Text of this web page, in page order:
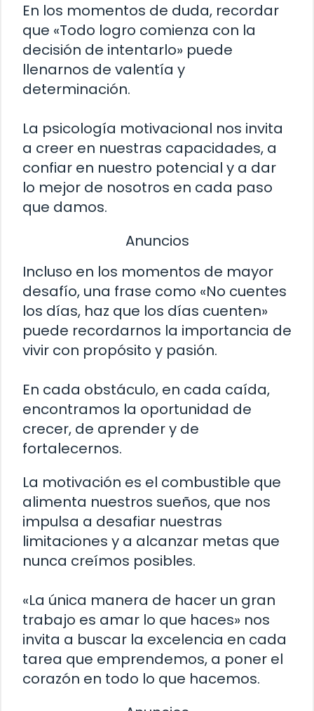
En los momentos de duda, recordar
que «Todo logro comienza con la
decisión de intentarlo» puede
llenarnos de valentía y
determinación.
La psicología motivacional nos invita
a creer en nuestras capacidades, a
confiar en nuestro potencial y a dar
lo mejor de nosotros en cada paso
que damos.
Anuncios
Incluso en los momentos de mayor
desafío, una frase como «No cuentes
los días, haz que los días cuenten»
puede recordarnos la importancia de
vivir con propósito y pasión.
En cada obstáculo, en cada caída,
encontramos la oportunidad de
crecer, de aprender y de
fortalecernos.
La motivación es el combustible que
alimenta nuestros sueños, que nos
impulsa a desafiar nuestras
limitaciones y a alcanzar metas que
nunca creímos posibles.
«La única manera de hacer un gran
trabajo es amar lo que haces» nos
invita a buscar la excelencia en cada
tarea que emprendemos, a poner el
corazón en todo lo que hacemos.